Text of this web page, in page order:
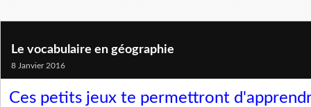
Le vocabulaire en géographie
8 Janvier 2016
Ces petits jeux te permettront